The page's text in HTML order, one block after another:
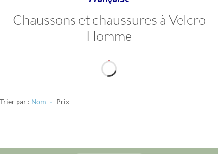
Chaussons et chaussures à Velcro
Homme
Trier par : Nom - Prix